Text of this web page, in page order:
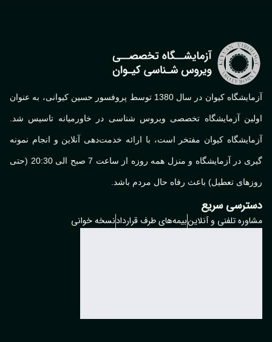
آزمایشگاه کیوان در سال 1380 توسط پروفسور حسین کیوانی، به عنوان
آزمایشگاه تخصصی ویروس شناسی در خاورمیانه تاسیس شد.
کیوان مفتخر است، با ارائه خدمت‌دهی آنلاین و انجام نمونه
گیری در آزمایشگاه و منزل همه روزه از ساعت 7 صبح الی 20:30 (حتی
تعطیل) باعث رفاه حال مردم باشد.
سریع
تلفنی و آنلاینبیمه‌های طرف قراردادنسخه خوانی